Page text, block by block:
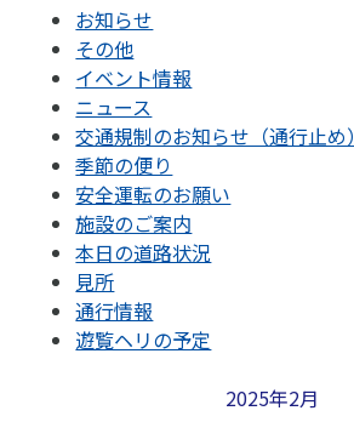
お知らせ
その他
イベント情報
ニュース
交通規制のお知らせ（通行止め）
季節の便り
安全運転のお願い
施設のご案内
本日の道路状況
見所
通行情報
遊覧ヘリの予定
2025年2月